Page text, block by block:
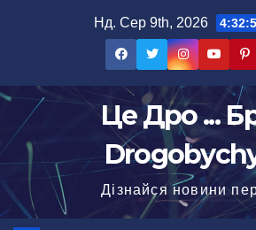
Нд. Сер 9th, 2026
Це Дро ...
Дізнайся новини